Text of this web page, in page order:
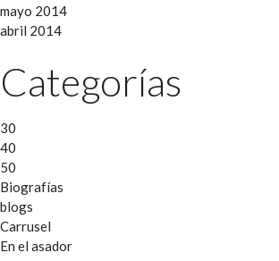
mayo 2014
abril 2014
Categorías
30
40
50
Biografías
blogs
Carrusel
En el asador